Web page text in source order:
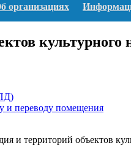
организациях
и переводу помещения
и территорий объектов